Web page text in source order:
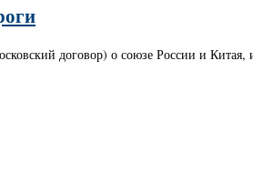
договор) о союзе России и